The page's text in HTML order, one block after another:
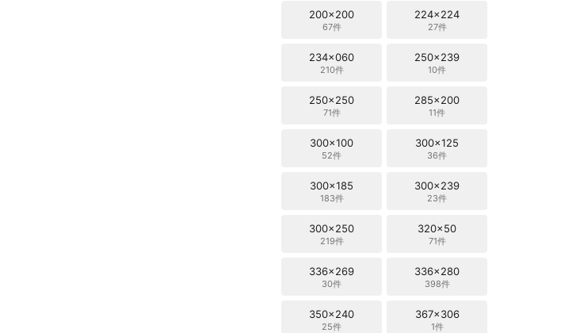
200x200
67件
224x224
27件
234x060
210件
250x239
10件
250x250
71件
285x200
11件
300x100
52件
300x125
36件
300x185
183件
300x239
23件
300x250
219件
320x50
71件
336x269
30件
336x280
398件
350x240
25件
367x306
1件